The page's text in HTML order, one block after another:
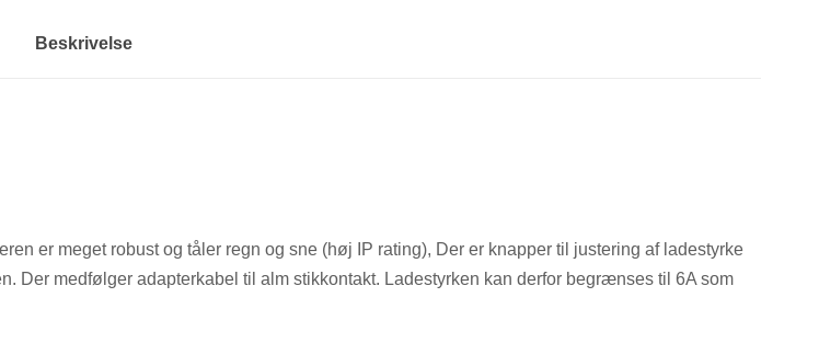
Beskrivelse
er meget robust og tåler regn og sne (høj IP rating), Der er knapper til justering af ladestyrke
Der medfølger adapterkabel til alm stikkontakt. Ladestyrken kan derfor begrænses til 6A som